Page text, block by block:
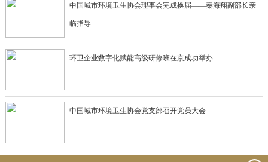
中国城市环境卫生协会理事会完成换届——秦海翔副部长亲
临指导
环卫企业数字化赋能高级研修班在京成功举办
中国城市环境卫生协会党支部召开党员大会